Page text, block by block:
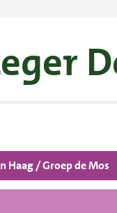
Haag / Groep de Mos